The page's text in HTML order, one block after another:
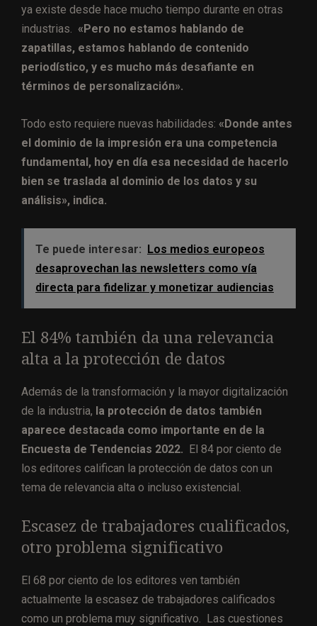
ya existe desde hace mucho tiempo durante en otras
industrias. «Pero no estamos hablando de
zapatillas, estamos hablando de contenido
periodístico, y es mucho más desafiante en
términos de personalización».
Todo esto requiere nuevas habilidades: «Donde antes
el dominio de la impresión era una competencia
fundamental, hoy en día esa necesidad de hacerlo
bien se traslada al dominio de los datos y su
análisis», indica.
Te puede interesar: Los medios europeos
desaprovechan las newsletters como vía
directa para fidelizar y monetizar audiencias
El 84% también da una relevancia
alta a la protección de datos
Además de la transformación y la mayor digitalización
de la industria, la protección de datos también
aparece destacada como importante en de la
Encuesta de Tendencias 2022. El 84 por ciento de
los editores califican la protección de datos con un
tema de relevancia alta o incluso existencial.
Escasez de trabajadores cualificados,
otro problema significativo
El 68 por ciento de los editores ven también
actualmente la escasez de trabajadores calificados
como un problema muy significativo. Las cuestiones